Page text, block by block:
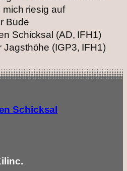
riesig auf
Bude
Schicksal (AD, IFH1)
Jagsthöhe (IGP3, IFH1)
Schicksal